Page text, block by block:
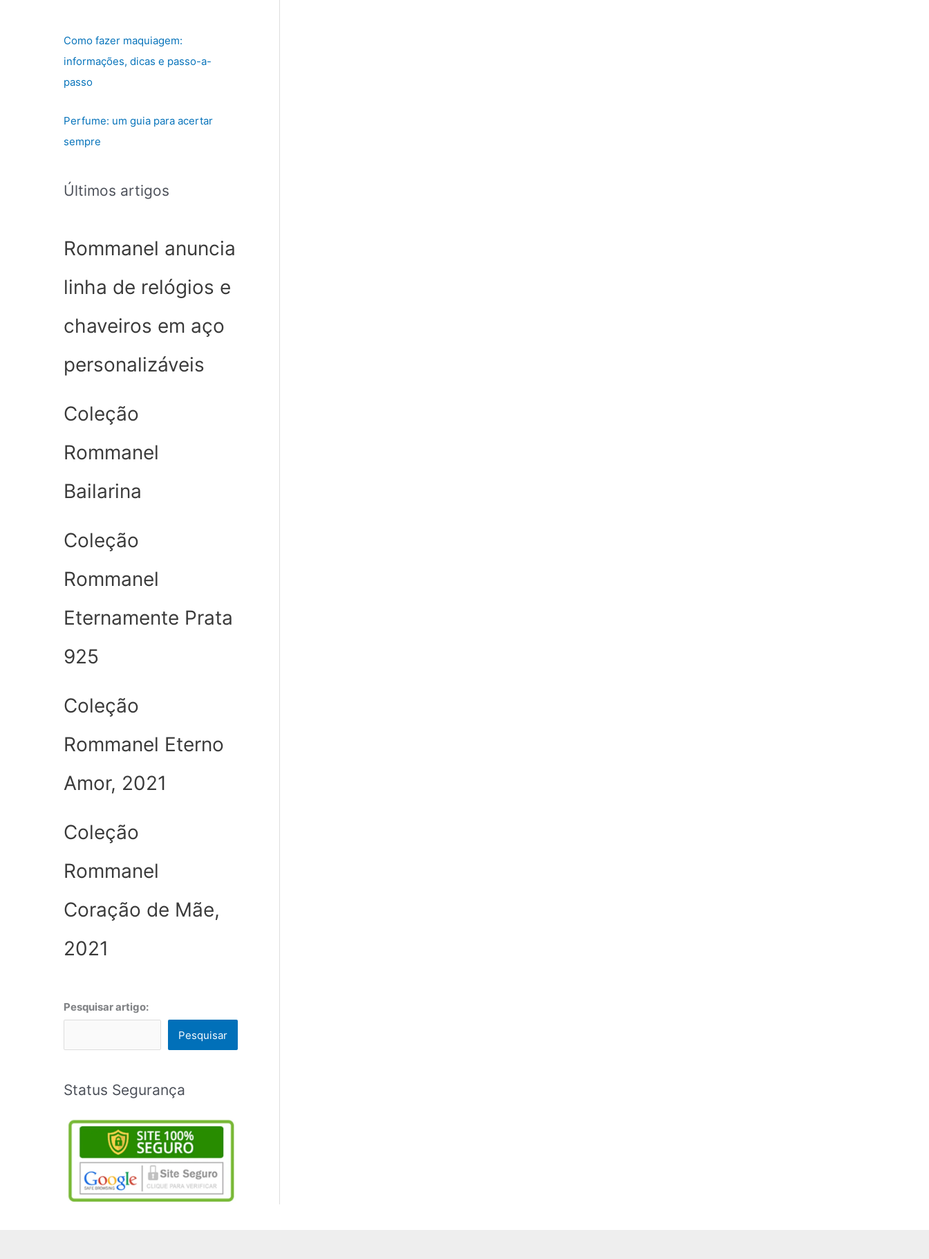
Como fazer maquiagem:
informações, dicas e passo-a-
passo
Perfume: um guia para acertar
sempre
Últimos artigos
Rommanel anuncia
linha de relógios e
chaveiros em aço
personalizáveis
Coleção
Rommanel
Bailarina
Coleção
Rommanel
Eternamente Prata
925
Coleção
Rommanel Eterno
Amor, 2021
Coleção
Rommanel
Coração de Mãe,
2021
Pesquisar artigo:
Pesquisar
Status Segurança